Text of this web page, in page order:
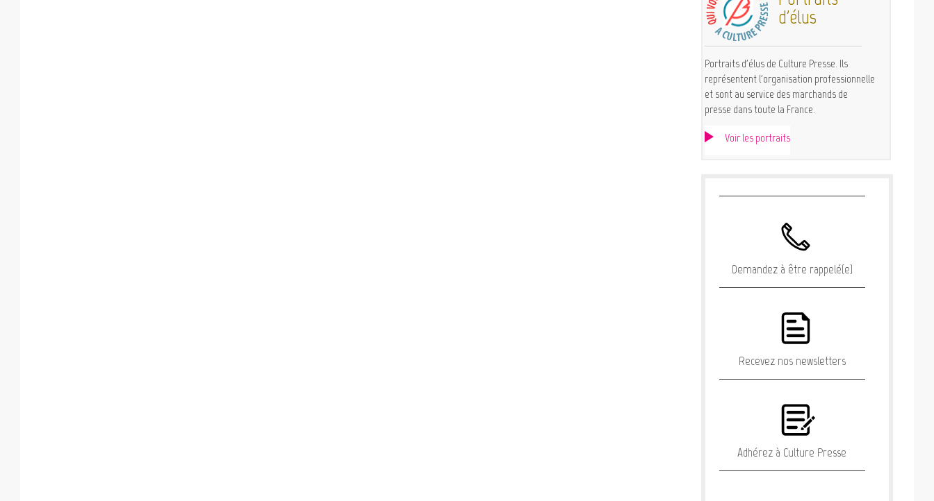
d'élus
Portraits d'élus de Culture Presse. Ils
représentent l'organisation professionnelle
et sont au service des marchands de
presse dans toute la France.
Voir les portraits
Demandez à être rappelé(e)
Recevez nos newsletters
Adhérez à Culture Presse